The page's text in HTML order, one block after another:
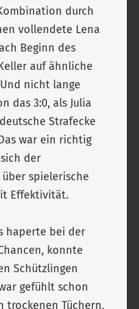
durch
vollendete Lena
Beginn des
auf ähnliche
nicht lange
das 3:0, als Julia
Strafecke
war ein richtig
der
spielerische
Effektivität.
haperte bei der
konnte
Schützlingen
gefühlt schon
trockenen Tüchern,